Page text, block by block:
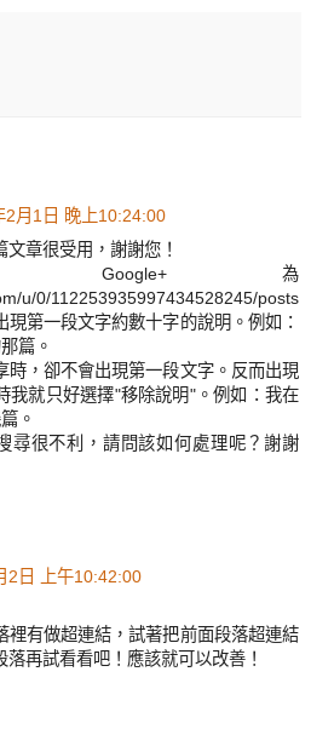
2月1日 晚上10:24:00
章很受用，謝謝您！
為
u/0/112253935997434528245/posts
現第一段文字約數十字的說明。例如：
篇。
時，卻不會出現第一段文字。反而出現
我就只好選擇"移除說明"。例如：我在
。
尋很不利，請問該如何處理呢？謝謝
2日 上午10:42:00
裡有做超連結，試著把前面段落超連結
再試看看吧！應該就可以改善！